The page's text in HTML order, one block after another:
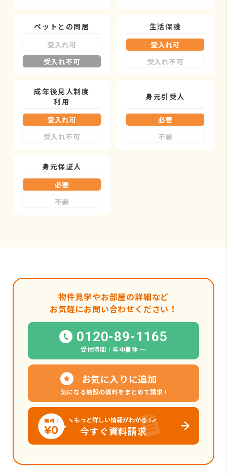
ペットとの同居
受入れ可
受入れ不可
生活保護
受入れ可
受入れ不可
成年後見人制度
利用
受入れ可
受入れ不可
身元引受人
必要
不要
身元保証人
必要
不要
物件見学やお部屋の詳細など
お気軽にお問い合わせください！
0120-89-1165
受付時間：年中無休 〜
お気に入りに追加
気になる施設の資料をまとめて請求！
もっと詳しい情報がわかる！
今すぐ資料請求